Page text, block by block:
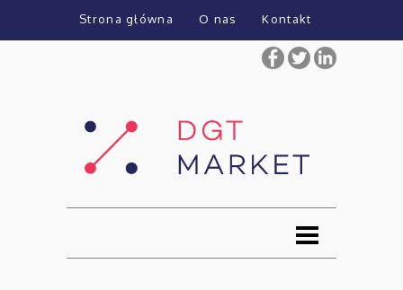
Strona główna O nas Kontakt